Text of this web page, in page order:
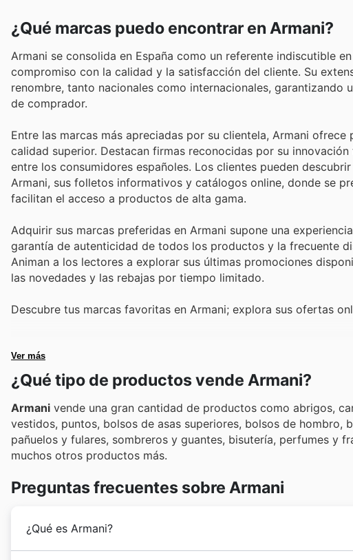
¿Qué marcas puedo encontrar en Armani?
Armani se consolida en España como un referente indiscutible
compromiso con la calidad y la satisfacción del cliente. Su
renombre, tanto nacionales como internacionales,
de comprador.
Entre las marcas más apreciadas por su clientela, Armani
calidad superior. Destacan firmas reconocidas por su
entre los consumidores españoles. Los clientes pueden
Armani, sus folletos informativos y catálogos online, donde se
facilitan el acceso a productos de alta gama.
Adquirir sus marcas preferidas en Armani supone una
garantía de autenticidad de todos los productos y la frecuente
Animan a los lectores a explorar sus últimas promociones
las novedades y las rebajas por tiempo limitado.
Descubre tus marcas favoritas en Armani; explora sus ofertas
Ver más
¿Qué tipo de productos vende Armani?
Armani vende una gran cantidad de productos como abrigos,
vestidos, puntos, bolsos de asas superiores, bolsos de hombro,
pañuelos y fulares, sombreros y guantes, bisutería, perfumes y
muchos otros productos más.
Preguntas frecuentes sobre Armani
¿Qué es Armani?